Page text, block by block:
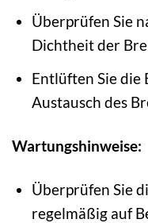
Überprüfen Sie
Dichtheit der
Entlüften Sie die
Austausch des
Wartungshinweise:
Überprüfen Sie
regelmäßig auf